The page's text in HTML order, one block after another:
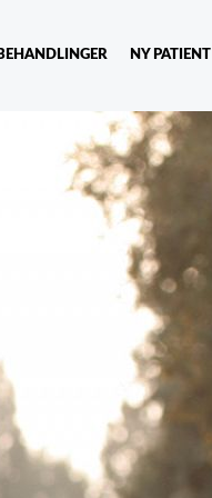
BEHANDLINGER NY PATIENT